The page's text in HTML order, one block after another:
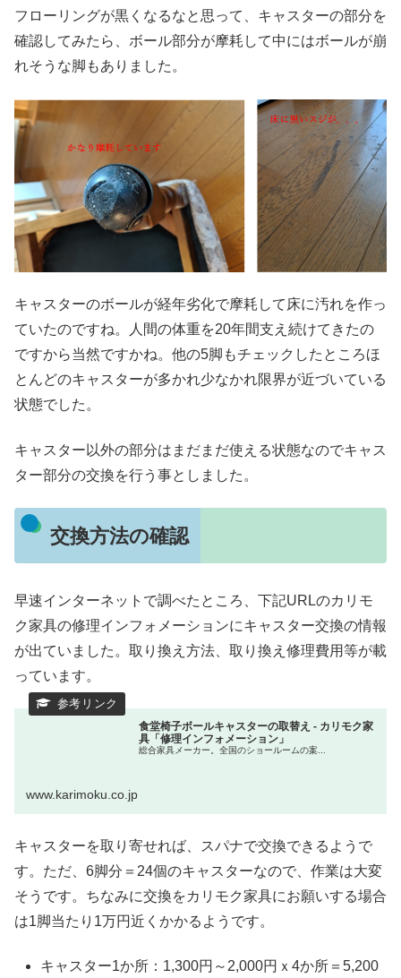
フローリングが黒くなるなと思って、キャスターの部分を
確認してみたら、ボール部分が摩耗して中にはボールが崩
れそうな脚もありました。
キャスターのボールが経年劣化で摩耗して床に汚れを作っ
ていたのですね。人間の体重を20年間支え続けてきたの
ですから当然ですかね。他の5脚もチェックしたところほ
とんどのキャスターが多かれ少なかれ限界が近づいている
状態でした。
キャスター以外の部分はまだまだ使える状態なのでキャス
ター部分の交換を行う事としました。
交換方法の確認
早速インターネットで調べたところ、下記URLのカリモ
ク家具の修理インフォメーションにキャスター交換の情報
が出ていました。取り換え方法、取り換え修理費用等が載
っています。
食堂椅子ボールキャスターの取替え - カリモク家
具「修理インフォメーション」
総合家具メーカー。全国のショールームの案...
www.karimoku.co.jp
キャスターを取り寄せれば、スパナで交換できるようで
す。ただ、6脚分＝24個のキャスターなので、作業は大変
そうです。ちなみに交換をカリモク家具にお願いする場合
は1脚当たり1万円近くかかるようです。
キャスター1か所：1,300円～2,000円ｘ4か所＝5,200